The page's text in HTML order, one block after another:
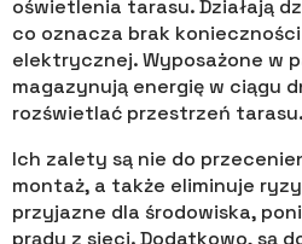
oświetlenia tarasu. Działają
co oznacza brak
elektrycznej. Wyposażone w
magazynują energię w ciągu
rozświetlać przestrzeń tarasu.
Ich zalety są nie do
montaż, a także eliminuje
przyjazne dla środowiska,